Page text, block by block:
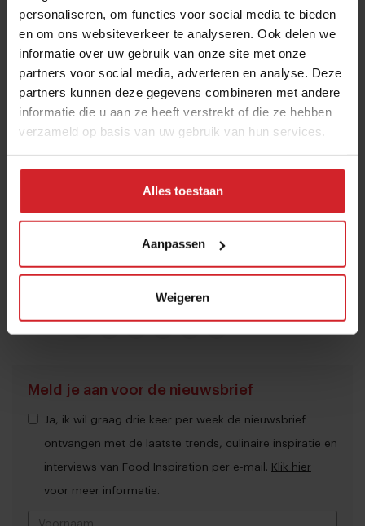
personaliseren, om functies voor social media te bieden
en om ons websiteverkeer te analyseren. Ook delen we
informatie over uw gebruik van onze site met onze
partners voor social media, adverteren en analyse. Deze
partners kunnen deze gegevens combineren met andere
informatie die u aan ze heeft verstrekt of die ze hebben
verzameld op basis van uw gebruik van hun services.
Alles toestaan
Aanpassen
Weigeren
en het milieu.”
Lisa Appels
Over deze auteur
Expertise: Duurzaamheid, (jonge) chefs, innovatie,
hypes.
meest opvallende verhalen in binnen en buitenland en
zoekt naar de meest bijzondere innovaties uit de wereld
Deel artikel
Meld je aan voor de nieuwsbrief
Ja, ik wil graag drie keer per week de nieuwsbrief
ontvangen met de laatste trends, culinaire inspiratie en
interviews van Food Inspiration per e-mail. Klik hier
voor meer informatie.